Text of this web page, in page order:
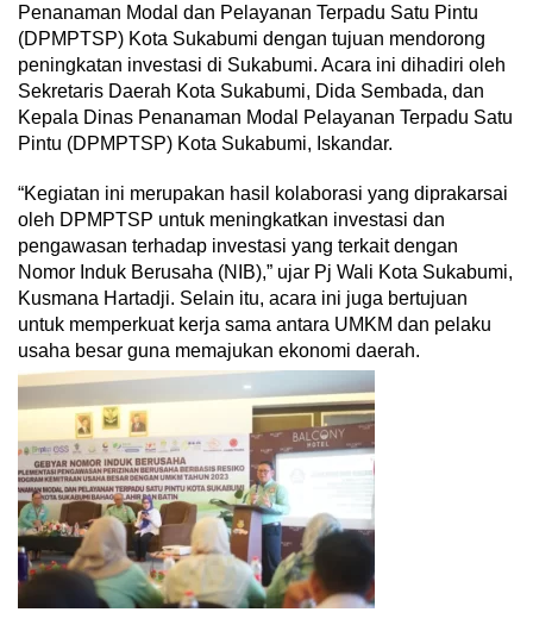
Penanaman Modal dan Pelayanan Terpadu Satu Pintu
(DPMPTSP) Kota Sukabumi dengan tujuan mendorong
peningkatan investasi di Sukabumi. Acara ini dihadiri oleh
Sekretaris Daerah Kota Sukabumi, Dida Sembada, dan
Kepala Dinas Penanaman Modal Pelayanan Terpadu Satu
Pintu (DPMPTSP) Kota Sukabumi, Iskandar.
“Kegiatan ini merupakan hasil kolaborasi yang diprakarsai
oleh DPMPTSP untuk meningkatkan investasi dan
pengawasan terhadap investasi yang terkait dengan
Nomor Induk Berusaha (NIB),” ujar Pj Wali Kota Sukabumi,
Kusmana Hartadji. Selain itu, acara ini juga bertujuan
untuk memperkuat kerja sama antara UMKM dan pelaku
usaha besar guna memajukan ekonomi daerah.